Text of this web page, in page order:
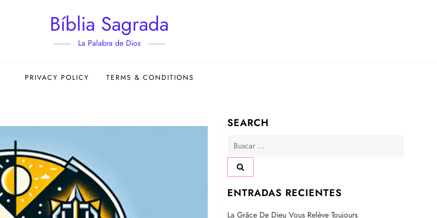
Bíblia Sagrada
La Palabra de Dios
PRIVACY POLICY TERMS & CONDITIONS
SEARCH
Buscar:
ENTRADAS RECIENTES
La Grâce De Dieu Vous Relève Toujours